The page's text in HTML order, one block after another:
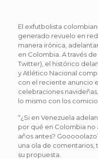
El exfutbolista
generado revuelo en
manera irónica,
en Colombia. A través
Twitter), el histórico
y Atlético Nacional
con el reciente anuncio
celebraciones
lo mismo con los
“¿Si en Venezuela
por qué en Colombia no
años antes?
una ola de comentarios,
su propuesta.